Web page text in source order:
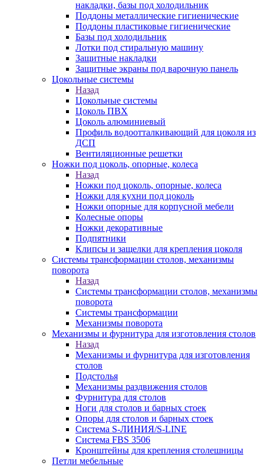
накладки, базы под холодильник
Поддоны металлические гигиенические
Поддоны пластиковые гигиенические
Базы под холодильник
Лотки под стиральную машину
Защитные накладки
Защитные экраны под варочную панель
Цокольные системы
Назад
Цокольные системы
Цоколь ПВХ
Цоколь алюминиевый
Профиль водоотталкивающий для цоколя из
ДСП
Вентиляционные решетки
Ножки под цоколь, опорные, колеса
Назад
Ножки под цоколь, опорные, колеса
Ножки для кухни под цоколь
Ножки опорные для корпусной мебели
Колесные опоры
Ножки декоративные
Подпятники
Клипсы и защелки для крепления цоколя
Системы трансформации столов, механизмы
поворота
Назад
Системы трансформации столов, механизмы
поворота
Системы трансформации
Механизмы поворота
Механизмы и фурнитура для изготовления столов
Назад
Механизмы и фурнитура для изготовления
столов
Подстолья
Механизмы раздвижения столов
Фурнитура для столов
Ноги для столов и барных стоек
Опоры для столов и барных стоек
Система S-ЛИНИЯ/S-LINE
Система FBS 3506
Кронштейны для крепления столешницы
Петли мебельные